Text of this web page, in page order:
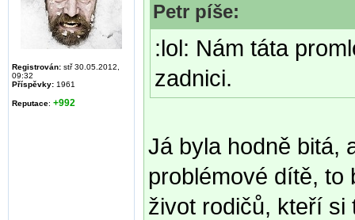
Registrován: stř 30.05.2012,
09:32
Příspěvky: 1961
Reputace: +992
Petr píše:
:lol: Nám táta
zadnici.
Já byla hodně bitá,
problémové dítě, to
život rodičů, kteří si